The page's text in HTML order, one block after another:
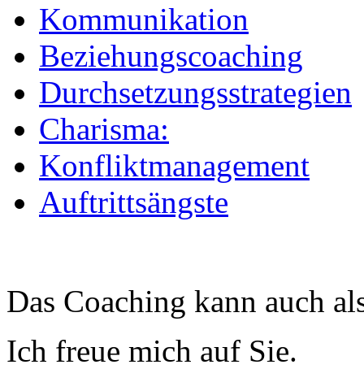
Kommunikation
Beziehungscoaching
Durchsetzungsstrategien
Charisma:
Konfliktmanagement
Auftrittsängste
Das Coaching kann auch
Ich freue mich auf Sie.